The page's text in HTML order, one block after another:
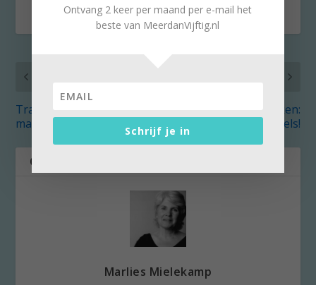
Trabant: al 60 jaar
maatje op de weg
5x Lezen én kijken:
Graphic novels!
OVER DE AUTEUR
Marlies Mielekamp
Ontvang 2 keer per maand per e-mail het
beste van MeerdanVijftig.nl
Schrijf je in